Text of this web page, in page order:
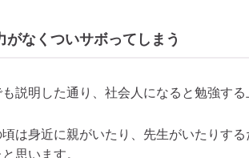
がなくついサボってしまう
も説明した通り、社会人になると勉強する
は身近に親がいたり、先生がいたりす
思います。